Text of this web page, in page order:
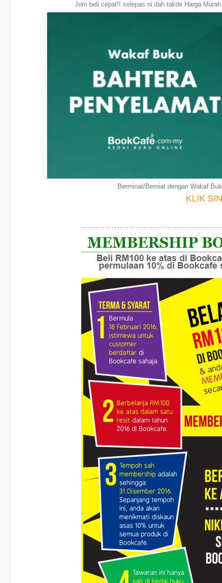
Jom beli cepat!! selepas ni dah takde Harga
Berminat/Berniat dengan Wakaf
KLIK